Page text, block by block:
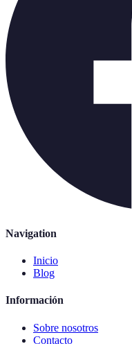
Navigation
Inicio
Blog
Información
Sobre nosotros
Contacto